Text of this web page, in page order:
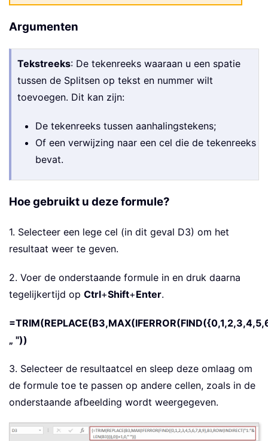
Argumenten
Tekstreeks: De tekenreeks waaraan u een spatie
tussen de Splitsen op tekst en nummer wilt
toevoegen. Dit kan zijn:
De tekenreeks tussen aanhalingstekens;
Of een verwijzing naar een cel die de tekenreeks
bevat.
Hoe gebruikt u deze formule?
1. Selecteer een lege cel (in dit geval D3) om het
resultaat weer te geven.
2. Voer de onderstaande formule in en druk daarna
tegelijkertijd op Ctrl+Shift+Enter.
„ "))
3. Selecteer de resultaatcel en sleep deze omlaag om
de formule toe te passen op andere cellen, zoals in de
onderstaande afbeelding wordt weergegeven.